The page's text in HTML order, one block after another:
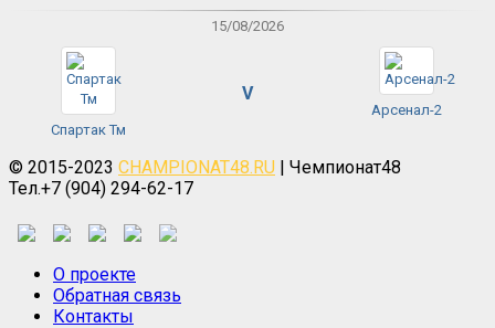
15/08/2026
Спартак Тм
V
Арсенал-2
© 2015-2023 CHAMPIONAT48.RU | Чемпионат48
Тел.+7 (904) 294-62-17
О проекте
Обратная связь
Контакты